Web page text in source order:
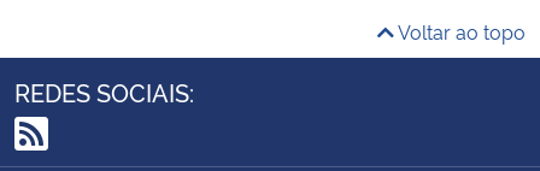
Voltar ao topo
REDES SOCIAIS: